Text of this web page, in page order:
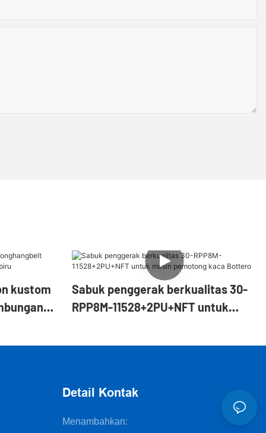
kustom
Sabuk penggerak berkualitas 30-
RPP8M-11528+2PU+NFT untuk
Detail Kontak
Menambahkan: